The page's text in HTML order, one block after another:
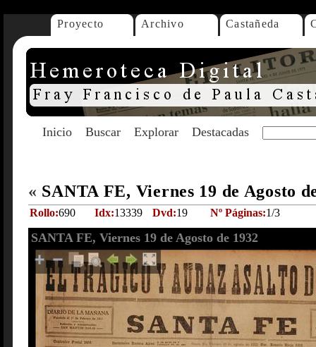
Proyecto Archivo Castañeda
Inicio Buscar Explorar Destacadas
« SANTA FE, Viernes 19 de Agosto
Rollo:690 Idx:13339 Dvd:19 Nº Páginas:1/3
SANTA FE, Viernes 19 de Agosto de 1932